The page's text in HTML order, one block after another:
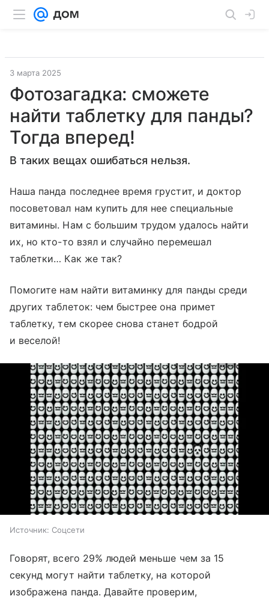
3 марта 2025
Фотозагадка: сможете
найти таблетку для панды?
Тогда вперед!
В таких вещах ошибаться нельзя.
Наша панда последнее время грустит, и доктор
посоветовал нам купить для нее специальные
витамины. Нам с большим трудом удалось найти
их, но кто-то взял и случайно перемешал
таблетки… Как же так?
Помогите нам найти витаминку для панды среди
других таблеток: чем быстрее она примет
таблетку, тем скорее снова станет бодрой
и веселой!
Источник: Соцсети
Говорят, всего 29% людей меньше чем за 15
секунд могут найти таблетку, на которой
изображена панда. Давайте проверим,